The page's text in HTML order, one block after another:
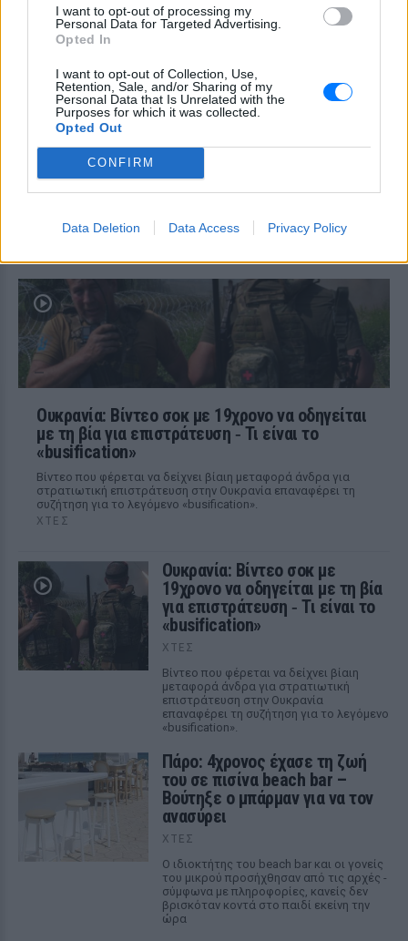
I want to opt-out of processing my
Personal Data for Targeted Advertising.
Opted In
I want to opt-out of Collection, Use,
Retention, Sale, and/or Sharing of my
Personal Data that Is Unrelated with the
Purposes for which it was collected.
Opted Out
CONFIRM
Data Deletion Data Access Privacy Policy
αντιμετωπίζουν κατηγορίες μετά τον
πνιγμό του μικρού παιδιού σε πισίνα - ο
ιδιοκτήτης, δηλωμένος ως
Τροχαίο στη λεωφόρο
Αθηνών‑Σουνίου: Αναστροφή ΙΧ
Δύο αστυνομικοί τραυματίες
ενοικιαζόμενο όχημα επέβαιναν τέσσερα
Ουκρανία: Βίντεο σοκ με 19χρονο να οδηγείται
με τη βία για επιστράτευση ‑ Τι είναι το
«busification»
Βίντεο που φέρεται να δείχνει βίαιη μεταφορά άνδρα για
στρατιωτική επιστράτευση στην Ουκρανία επαναφέρει τη
συζήτηση για το λεγόμενο «busification».
ΧΤΕΣ
Ουκρανία: Βίντεο σοκ με
19χρονο να οδηγείται με τη βία
για επιστράτευση ‑ Τι είναι το
«busification»
ΧΤΕΣ
Βίντεο που φέρεται να δείχνει βίαιη
μεταφορά άνδρα για στρατιωτική
επιστράτευση στην Ουκρανία
επαναφέρει τη συζήτηση για το λεγόμενο
«busification».
Πάρο: 4χρονος έχασε τη ζωή
του σε πισίνα beach bar –
Βούτηξε ο μπάρμαν για να τον
ανασύρει
ΧΤΕΣ
Ο ιδιοκτήτης του beach bar και οι γονείς
του μικρού προσήχθησαν από τις αρχές -
σύμφωνα με πληροφορίες, κανείς δεν
βρισκόταν κοντά στο παιδί εκείνη την
ώρα